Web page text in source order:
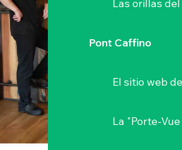
Las orillas
Pont Caffino
El sitio web
La "Porte-Vue